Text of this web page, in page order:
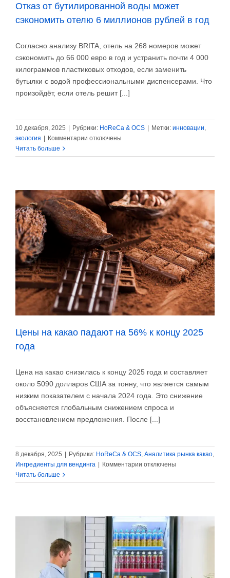
Отказ от бутилированной воды может
сэкономить отелю 6 миллионов рублей в год
Согласно анализу BRITA, отель на 268 номеров может
сэкономить до 66 000 евро в год и устранить почти 4 000
килограммов пластиковых отходов, если заменить
бутылки с водой профессиональными диспенсерами. Что
произойдёт, если отель решит [...]
10 декабря, 2025 | Рубрики: HoReCa & OCS | Метки: инновации
экология | Комментарии к
Отказ
воды
может
сэкономить
отелю
6
миллионов
рублей
в
год
отключены
Читать больше
Цены на какао падают на 56% к концу 2025
года
Цена на какао снизилась к концу 2025 года и составляет
около 5090 долларов США за тонну, что является самым
низким показателем с начала 2024 года. Это снижение
объясняется глобальным снижением спроса и
восстановлением предложения. После [...]
8 декабря, 2025 Рубрики: HoReCa & OCS, Аналитика рынка какао,
Ингредиенты для вендинга
Комментарии к
Цены
падают
на
56%
к
концу
2025
отключены
Читать больше